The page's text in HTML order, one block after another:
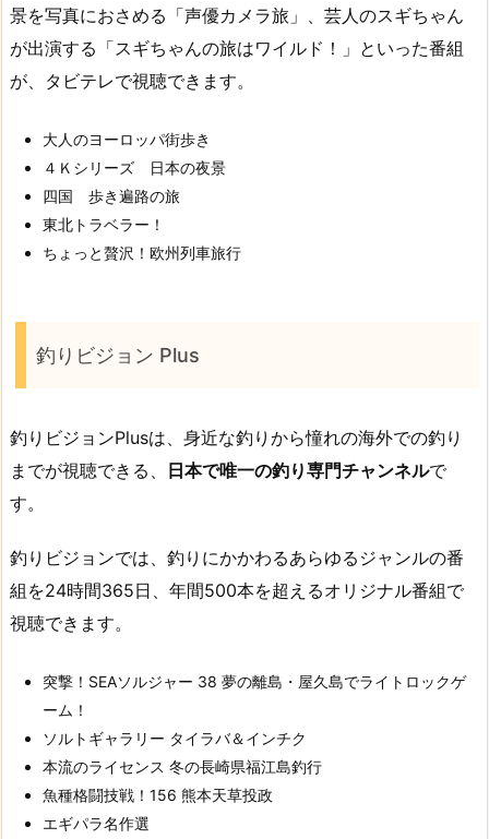
景を写真におさめる「声優カメラ旅」、芸人のスギちゃん
が出演する「スギちゃんの旅はワイルド！」といった番組
が、タビテレで視聴できます。
大人のヨーロッパ街歩き
４Ｋシリーズ 日本の夜景
四国 歩き遍路の旅
東北トラベラー！
ちょっと贅沢！欧州列車旅行
釣りビジョン Plus
釣りビジョンPlusは、身近な釣りから憧れの海外での釣り
までが視聴できる、 日本で唯一の釣り専門チャンネルで
す。
釣りビジョンでは、釣りにかかわるあらゆるジャンルの番
組を24時間365日、年間500本を超えるオリジナル番組で
視聴できます。
突撃！SEAソルジャー 38 夢の離島・屋久島でライトロックゲ
ーム！
ソルトギャラリー タイラバ＆インチク
本流のライセンス 冬の長崎県福江島釣行
魚種格闘技戦！156 熊本天草投政
エギパラ名作選